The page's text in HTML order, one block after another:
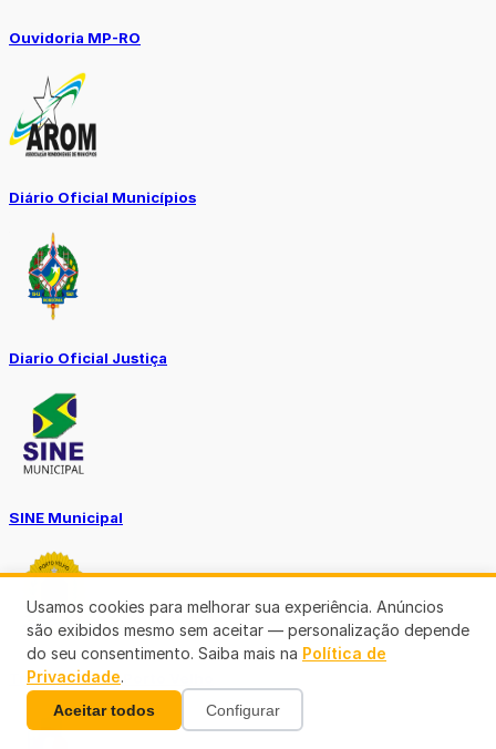
Ouvidoria MP-RO
Diário Oficial Municípios
Diario Oficial Justiça
SINE Municipal
Transparência Porto Velho
Usamos cookies para melhorar sua experiência. Anúncios
são exibidos mesmo sem aceitar — personalização depende
do seu consentimento. Saiba mais na Política de
Privacidade.
Aceitar todos Configurar